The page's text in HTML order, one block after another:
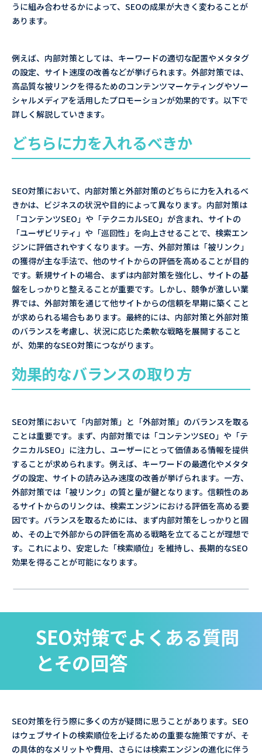
うに組み合わせるかによって、SEOの成果が大きく変わることが
あります。
例えば、内部対策としては、キーワードの適切な配置やメタタグ
の設定、サイト速度の改善などが挙げられます。外部対策では、
高品質な被リンクを得るためのコンテンツマーケティングやソー
シャルメディアを活用したプロモーションが効果的です。以下で
詳しく解説していきます。
どちらに力を入れるべきか
SEO対策において、内部対策と外部対策のどちらに力を入れるべ
きかは、ビジネスの状況や目的によって異なります。内部対策は
「コンテンツSEO」や「テクニカルSEO」が含まれ、サイトの
「ユーザビリティ」や「巡回性」を向上させることで、検索エン
ジンに評価されやすくなります。一方、外部対策は「被リンク」
の獲得が主な手法で、他のサイトからの評価を高めることが目的
です。新規サイトの場合、まずは内部対策を強化し、サイトの基
盤をしっかりと整えることが重要です。しかし、競争が激しい業
界では、外部対策を通じて他サイトからの信頼を早期に築くこと
が求められる場合もあります。最終的には、内部対策と外部対策
のバランスを考慮し、状況に応じた柔軟な戦略を展開すること
が、効果的なSEO対策につながります。
効果的なバランスの取り方
SEO対策において「内部対策」と「外部対策」のバランスを取る
ことは重要です。まず、内部対策では「コンテンツSEO」や「テ
クニカルSEO」に注力し、ユーザーにとって価値ある情報を提供
することが求められます。例えば、キーワードの最適化やメタタ
グの設定、サイトの読み込み速度の改善が挙げられます。一方、
外部対策では「被リンク」の質と量が鍵となります。信頼性のあ
るサイトからのリンクは、検索エンジンにおける評価を高める要
因です。バランスを取るためには、まず内部対策をしっかりと固
め、その上で外部からの評価を高める戦略を立てることが理想で
す。これにより、安定した「検索順位」を維持し、長期的なSEO
効果を得ることが可能になります。
SEO対策でよくある質問
とその回答
SEO対策を行う際に多くの方が疑問に思うことがあります。SEO
はウェブサイトの検索順位を上げるための重要な施策ですが、そ
の具体的なメリットや費用、さらには検索エンジンの進化に伴う